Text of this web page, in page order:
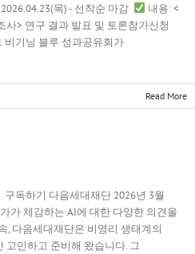
목) - 선착순 마감
내용: <
사> 연구 결과 발표 및 토론참가신청
비기닝 블루 성과공유회가
Read More
독하기 다음세대재단 2026년 3월
가 체감하는 AI에 대한 다양한 의견을
, 다음세대재단은 비영리 생태계의
고민하고 준비해 왔습니다. 그